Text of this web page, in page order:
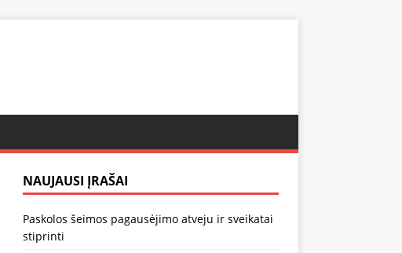
NAUJAUSI ĮRAŠAI
Paskolos šeimos pagausėjimo atveju ir sveikatai
stiprinti